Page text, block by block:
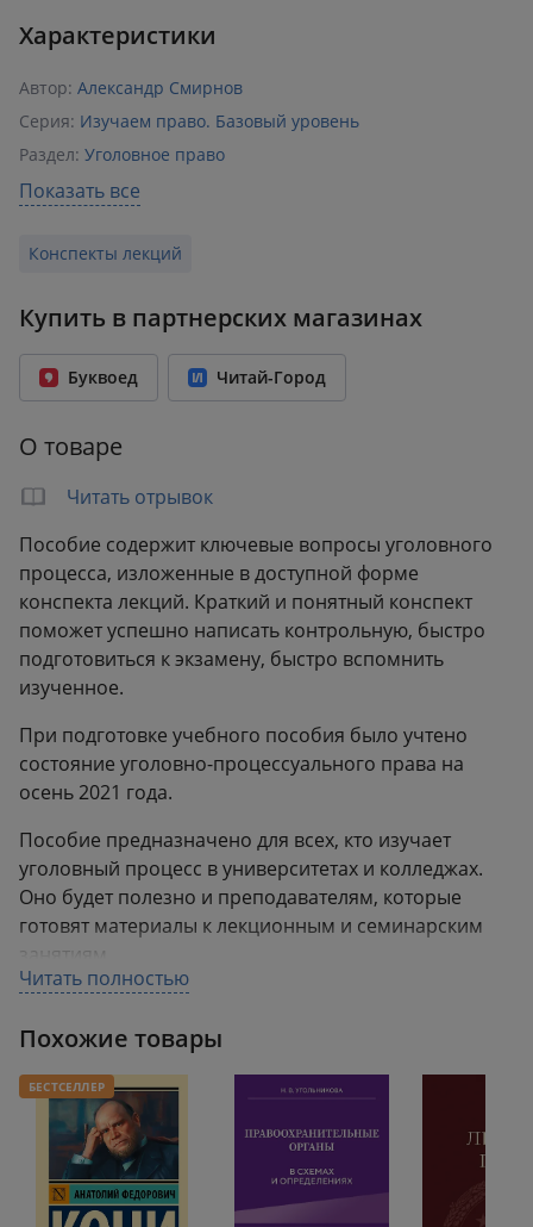
Характеристики
Автор: Александр Смирнов
Серия: Изучаем право. Базовый уровень
Раздел: Уголовное право
Издательство:
Возрастное ограничение:
Количество страниц: 320
Переплет: Мягкий переплёт
Формат: 118x180 мм
Показать все
Конспекты лекций
Купить в партнерских магазинах
Буквоед Читай-Город
О товаре
Читать отрывок
Пособие содержит ключевые вопросы уголовного
процесса, изложенные в доступной форме
конспекта лекций. Краткий и понятный конспект
поможет успешно написать контрольную, быстро
подготовиться к экзамену, быстро вспомнить
изученное.
При подготовке учебного пособия было учтено
состояние уголовно-процессуального права на
осень 2021 года.
Пособие предназначено для всех, кто изучает
уголовный процесс в университетах и колледжах.
Оно будет полезно и преподавателям, которые
готовят материалы к лекционным и семинарским
занятиям.
Сведения об авторах:
Смирнов Александр Витальевич — доктор
юридических наук, профессор кафедры уголовно-
процессуального права Северо-Западного филиала
Российской академии правосудия, Заслуженный
юрист Российской Федерации;
Калиновский Константин Борисович — кандидат
Читать полностью
Похожие товары
БЕСТСЕЛЛЕР